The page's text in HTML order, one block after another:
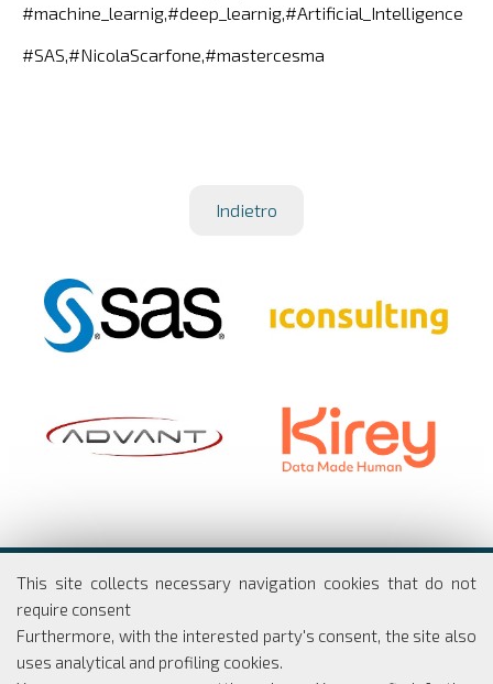
This site collects necessary navigation cookies that do not
require consent
Furthermore, with the interested party's consent, the site also
uses analytical and profiling cookies.
#machine_learnig,#deep_learnig,#Artificial_Intelligence
#SAS,#NicolaScarfone,#mastercesma
Indietro
Università degli studi di Roma
Via Columbia, 2
00133 Roma